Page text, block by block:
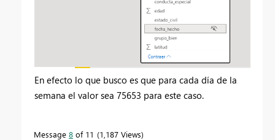
En efecto lo que busco es que para cada día de la
semana el valor sea 75653 para este caso.
Message 8 of 11 1,187 Views